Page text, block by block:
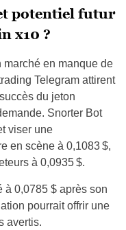
potentiel futur
x10 ?
marché en manque de
Telegram attirent
du jeton
Snorter Bot
viser une
en scène à 0,1083 $,
à 0,0935 $.
à 0,0785 $ après son
pourrait offrir une
avertis.